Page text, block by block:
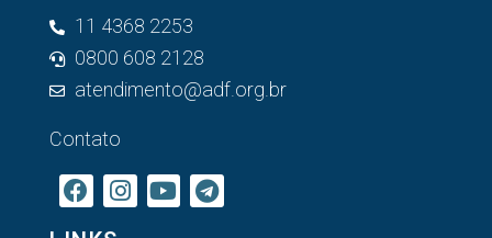
11 4368 2253
0800 608 2128
atendimento@adf.org.br
Contato